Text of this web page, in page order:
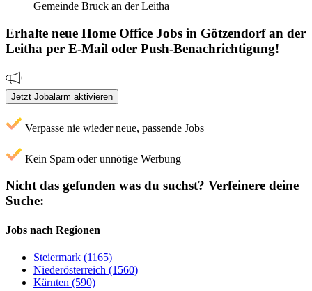
Gemeinde Bruck an der Leitha
Erhalte neue Home Office Jobs in Götzendorf an der
Leitha per E-Mail oder Push-Benachrichtigung!
Jetzt Jobalarm aktivieren
Verpasse nie wieder neue, passende Jobs
Kein Spam oder unnötige Werbung
Nicht das gefunden was du suchst? Verfeinere deine
Suche:
Jobs nach Regionen
Steiermark (1165)
Niederösterreich (1560)
Kärnten (590)